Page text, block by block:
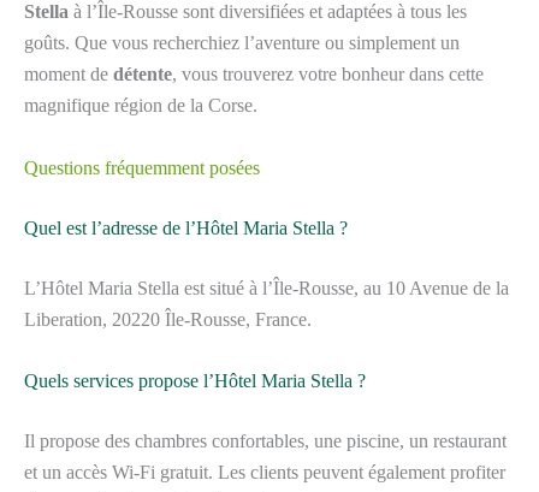
Stella à l’Île-Rousse sont diversifiées et adaptées à tous les
goûts. Que vous recherchiez l’aventure ou simplement un
moment de détente, vous trouverez votre bonheur dans cette
magnifique région de la Corse.
Questions fréquemment posées
Quel est l’adresse de l’Hôtel Maria Stella ?
L’Hôtel Maria Stella est situé à l’Île-Rousse, au 10 Avenue de la
Liberation, 20220 Île-Rousse, France.
Quels services propose l’Hôtel Maria Stella ?
Il propose des chambres confortables, une piscine, un restaurant
et un accès Wi-Fi gratuit. Les clients peuvent également profiter